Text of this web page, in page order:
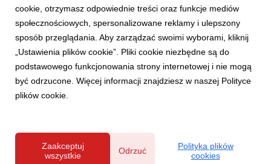
cookie, otrzymasz odpowiednie treści oraz funkcje mediów
społecznościowych, spersonalizowane reklamy i ulepszony
sposób przeglądania. Aby zarządzać swoimi wyborami, kliknij
„Ustawienia plików cookie”. Pliki cookie niezbędne są do
podstawowego funkcjonowania strony internetowej i nie mogą
być odrzucone. Więcej informacji znajdziesz w naszej Polityce
plików cookie.
Zaakceptuj
wszystkie
Odrzuć
Polityka plików
cookies